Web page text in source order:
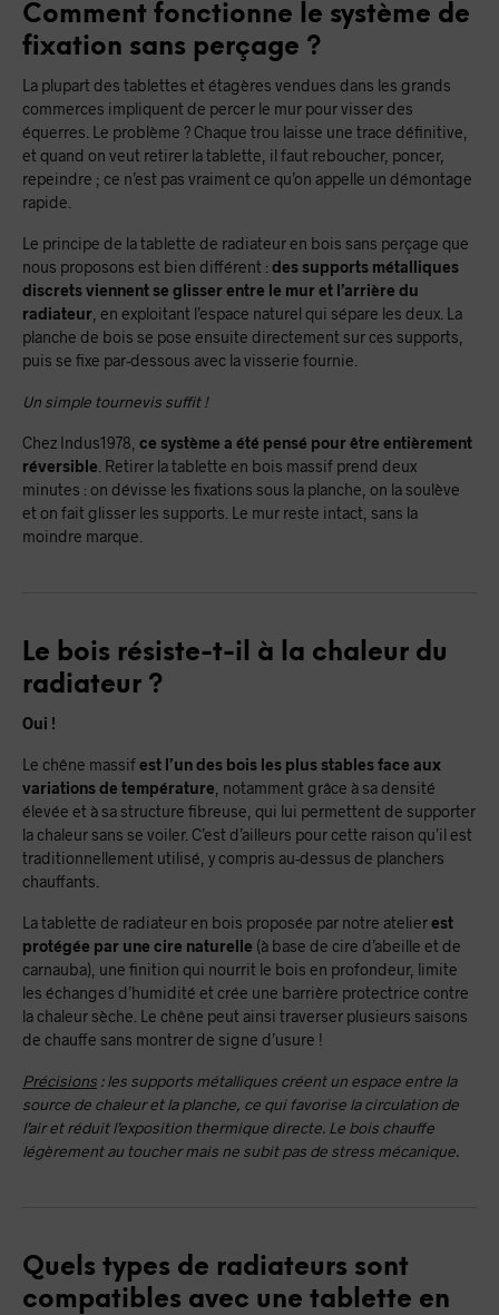
Comment fonctionne le système de
fixation sans perçage ?
La plupart des tablettes et étagères vendues dans les grands
commerces impliquent de percer le mur pour visser des
équerres. Le problème ? Chaque trou laisse une trace définitive,
et quand on veut retirer la tablette, il faut reboucher, poncer,
repeindre ; ce n’est pas vraiment ce qu’on appelle un démontage
rapide.
Le principe de la tablette de radiateur en bois sans perçage que
nous proposons est bien différent :des supports métalliques
discrets viennent se glisser entre le mur et l’arrière du
radiateur , en exploitant l’espace naturel qui sépare les deux. La
planche de bois se pose ensuite directement sur ces supports,
puis se fixe par-dessous avec la visserie fournie.
Un simple tournevis suffit !
Chez Indus1978, ce système a été pensé pour être entièrement
réversible . Retirer la tablette en bois massif prend deux
minutes : on dévisse les fixations sous la planche, on la soulève
et on fait glisser les supports. Le mur reste intact, sans la
moindre marque.
Le bois résiste-t-il à la chaleur du
radiateur ?
Oui !
Le chêne massifest l’un des bois les plus stables face aux
variations de température , notamment grâce à sa densité
élevée et à sa structure fibreuse, qui lui permettent de supporter
la chaleur sans se voiler. C’est d’ailleurs pour cette raison qu’il est
traditionnellement utilisé, y compris au-dessus de planchers
chauffants.
La tablette de radiateur en bois proposée par notre atelierest
protégée par une cire naturelle (à base de cire d’abeille et de
carnauba), une finition qui nourrit le bois en profondeur, limite
les échanges d’humidité et crée une barrière protectrice contre
la chaleur sèche. Le chêne peut ainsi traverser plusieurs saisons
de chauffe sans montrer de signe d’usure !
Précisions : les supports métalliques créent un espace entre la
source de chaleur et la planche, ce qui favorise la circulation de
l’air et réduit l’exposition thermique directe. Le bois chauffe
légèrement au toucher mais ne subit pas de stress mécanique.
Quels types de radiateurs sont
compatibles avec une tablette en